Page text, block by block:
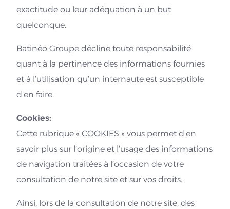
exactitude ou leur adéquation à un but
quelconque.
Batinéo Groupe décline toute responsabilité
quant à la pertinence des informations fournies
et à l’utilisation qu’un internaute est susceptible
d’en faire.
Cookies:
Cette rubrique « COOKIES » vous permet d’en
savoir plus sur l’origine et l’usage des informations
de navigation traitées à l’occasion de votre
consultation de notre site et sur vos droits.
Ainsi, lors de la consultation de notre site, des